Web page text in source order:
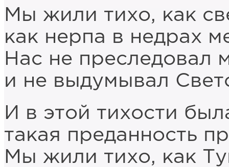
Мы жили тихо, как
как нерпа в недрах
Нас не преследовал
и не выдумывал
И в этой тихости
такая преданность
Мы жили тихо, как